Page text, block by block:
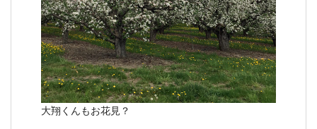
大翔くんもお花見？